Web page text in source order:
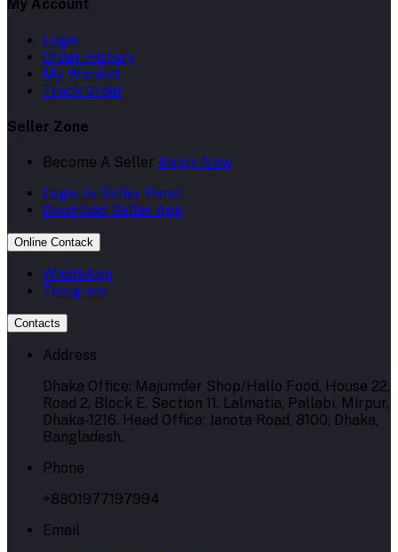
My Account
Login
Order History
My Wishlist
Track Order
Seller Zone
Become A Seller Apply Now
Login to Seller Panel
Download Seller App
Online Contack
WhatsApp
Telegram
Contacts
Address
Dhaka Office: Majumder Shop/Hallo Food, House 22,
Road 2, Block E, Section 11, Lalmatia, Pallabi, Mirpur,
Dhaka-1216. Head Office: Janota Road, 8100, Dhaka,
Bangladesh.
Phone
+8801977197994
Email